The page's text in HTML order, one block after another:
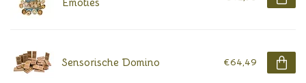
Sensorische Domino €64,49